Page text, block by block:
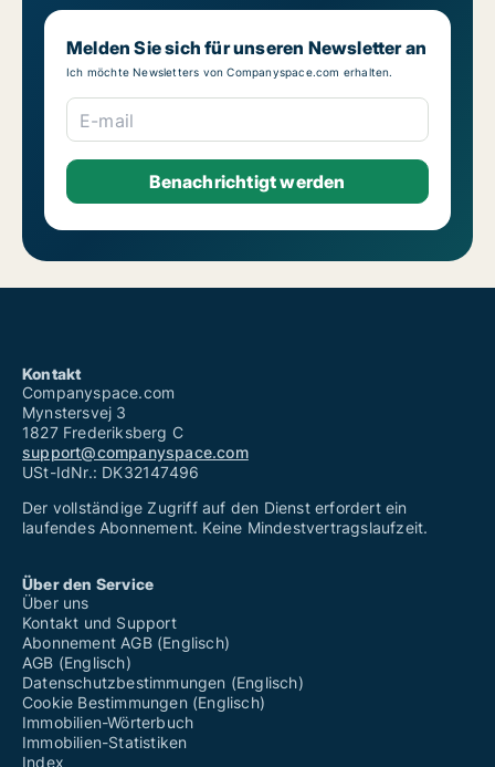
Melden Sie sich für unseren Newsletter an
Ich möchte Newsletters von Companyspace.com erhalten.
E-mail
Kontakt
Companyspace.com
Mynstersvej 3
1827 Frederiksberg C
support@companyspace.com
USt-IdNr.: DK32147496
Der vollständige Zugriff auf den Dienst erfordert ein
laufendes Abonnement. Keine Mindestvertragslaufzeit.
Über den Service
Über uns
Kontakt und Support
Abonnement AGB (Englisch)
AGB (Englisch)
Datenschutzbestimmungen (Englisch)
Cookie Bestimmungen (Englisch)
Immobilien-Wörterbuch
Immobilien-Statistiken
Index